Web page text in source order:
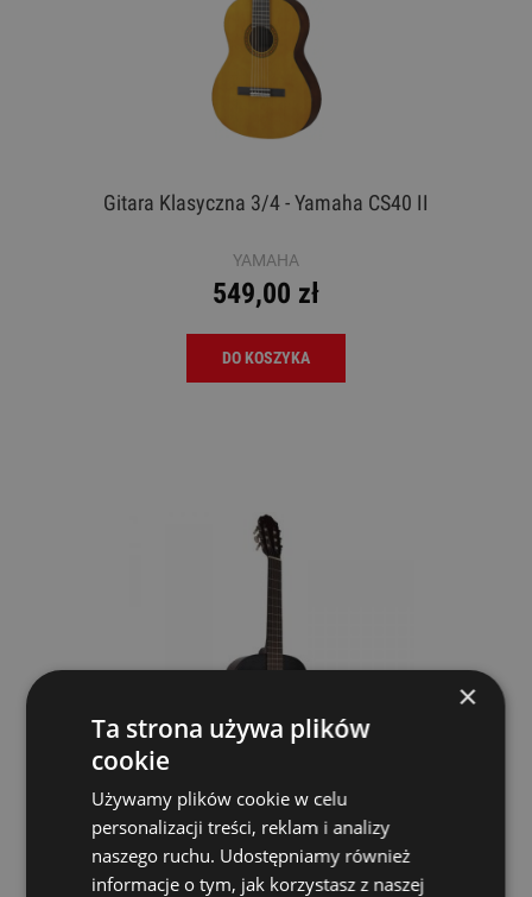
Gitara Klasyczna 3/4 - Yamaha CS40 II
YAMAHA
549,00 zł
DO KOSZYKA
Granada BSB 3/4 Sunburst Gitara Klasyczna
×
Ta strona używa plików
cookie
Używamy plików cookie w celu
personalizacji treści, reklam i analizy
naszego ruchu. Udostępniamy również
informacje o tym, jak korzystasz z naszej